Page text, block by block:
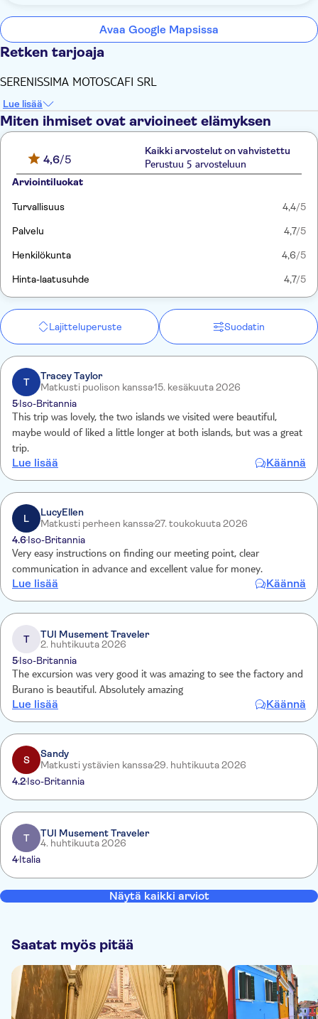
Avaa Google Mapsissa
Retken tarjoaja
SERENISSIMA MOTOSCAFI SRL
Lue lisää
Miten ihmiset ovat arvioineet elämyksen
4,6/5
Kaikki arvostelut on vahvistettu
Perustuu 5 arvosteluun
Arviointiluokat
Turvallisuus 4,4/5
Palvelu 4,7/5
Henkilökunta 4,6/5
Hinta-laatusuhde 4,7/5
Lajitteluperuste Suodatin
T
Tracey Taylor
Matkusti puolison kanssa15. kesäkuuta 2026
5Iso-Britannia
This trip was lovely, the two islands we visited were beautiful,
maybe would of liked a little longer at both islands, but was a great
trip.
Lue lisää Käännä
L
LucyEllen
Matkusti perheen kanssa27. toukokuuta 2026
4.6Iso-Britannia
Very easy instructions on finding our meeting point, clear
communication in advance and excellent value for money.
Lue lisää Käännä
T
TUI Musement Traveler
2. huhtikuuta 2026
5Iso-Britannia
The excursion was very good it was amazing to see the factory and
Burano is beautiful. Absolutely amazing
Lue lisää Käännä
S
Sandy
Matkusti ystävien kanssa29. huhtikuuta 2026
4.2Iso-Britannia
T
TUI Musement Traveler
4. huhtikuuta 2026
4Italia
Näytä kaikki arviot
Saatat myös pitää